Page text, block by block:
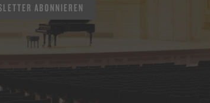
ABONNIEREN